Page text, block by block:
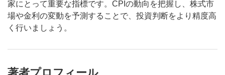
家にとって重要な指標です。CPIの動向を把握し、株式市
場や金利の変動を予測することで、投資判断をより精度高
く行いましょう。